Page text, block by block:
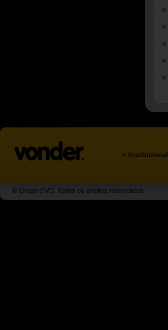
» Institucional
© Grupo OVD. Todos os direitos reservados.